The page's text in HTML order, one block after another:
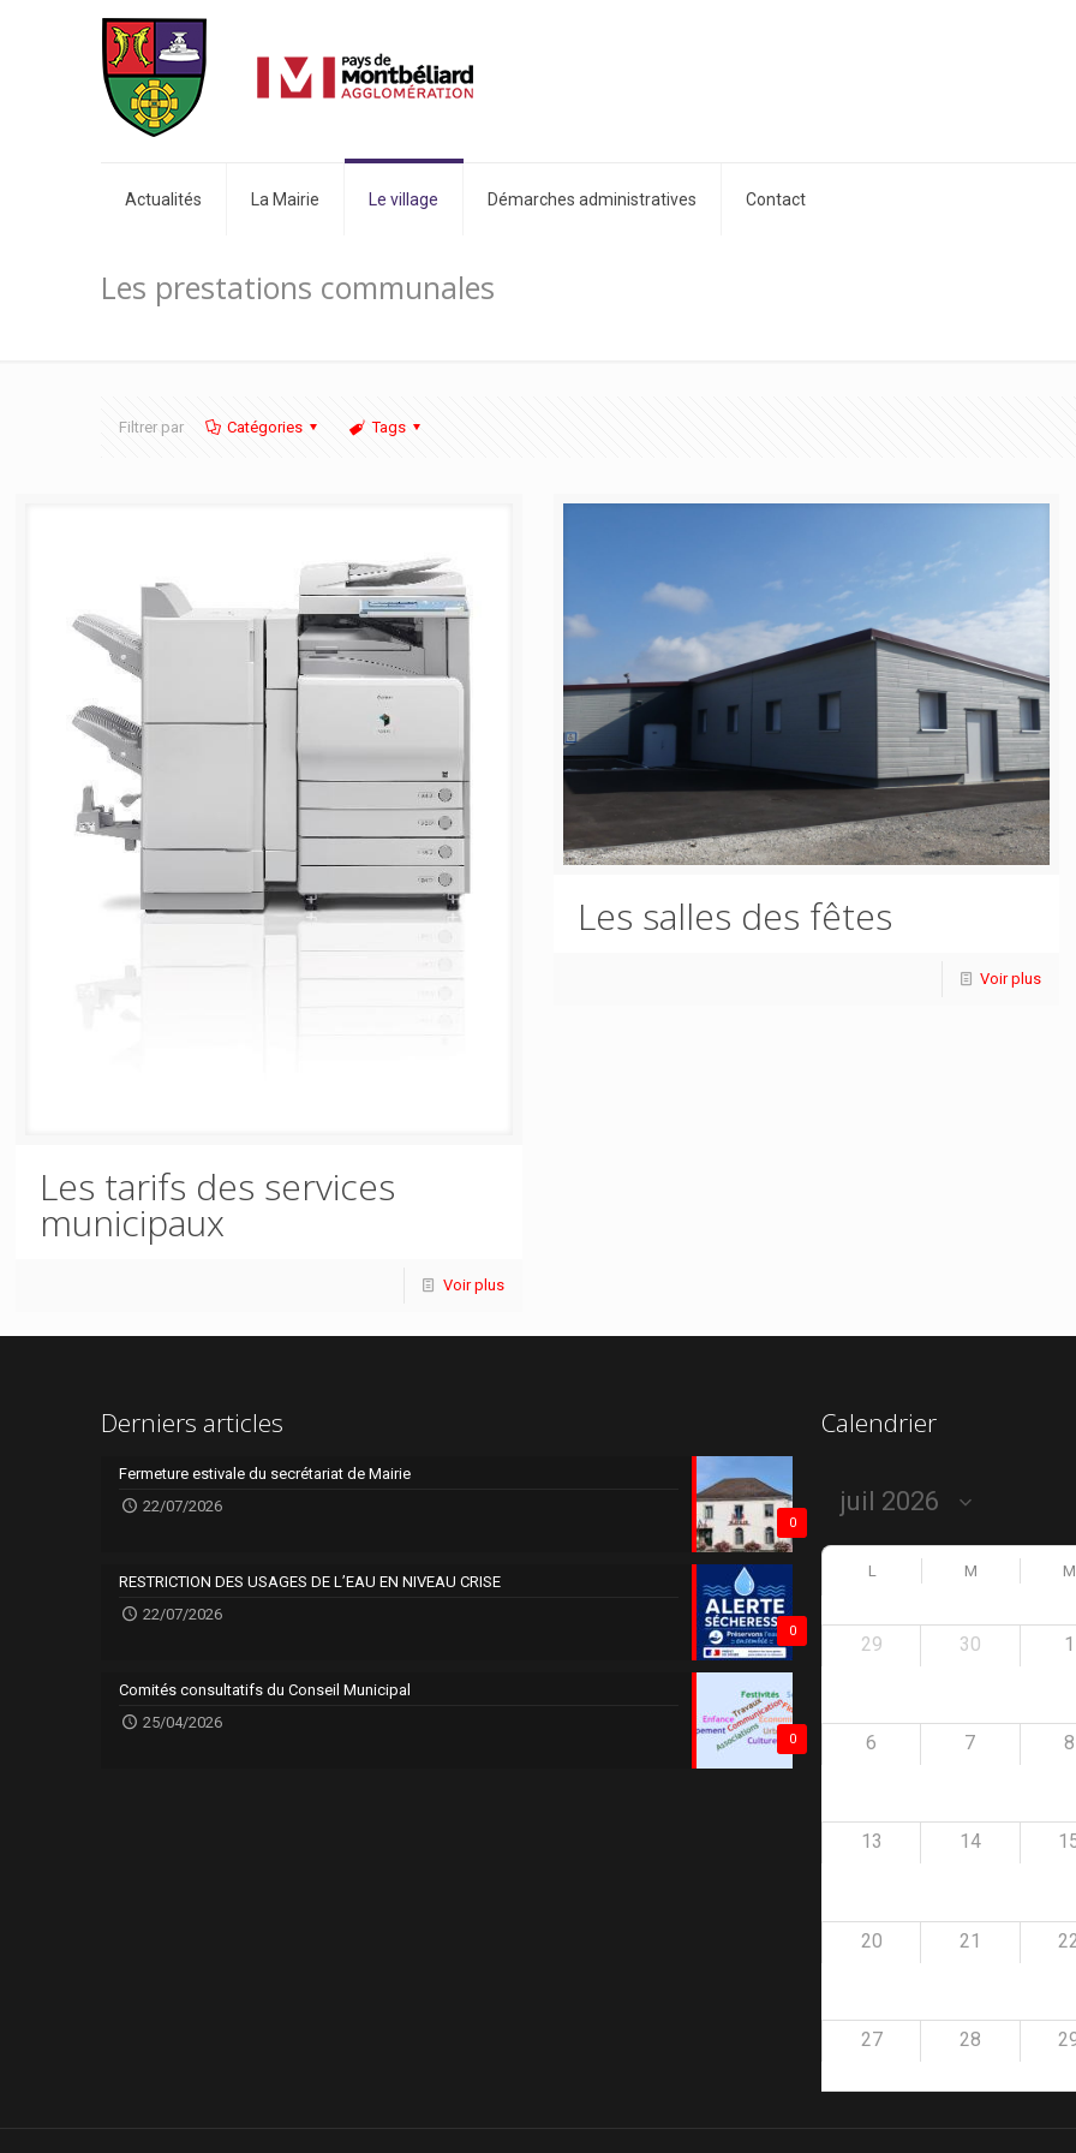
Actualités La Mairie Le village Démarches administratives Contact
Les prestations communales
Filtrer par Catégories Tags
Les tarifs des services
municipaux
Voir plus
Les salles des fêtes
Voir plus
Derniers articles
0
Fermeture estivale du secrétariat de Mairie
22/07/2026
0
RESTRICTION DES USAGES DE L’EAU EN NIVEAU CRISE
22/07/2026
0
Comités consultatifs du Conseil Municipal
25/04/2026
Calendrier
L M M
29 30 1
6 7 8
13 14
20 21 22
27 28